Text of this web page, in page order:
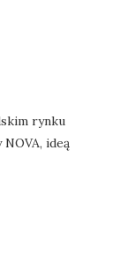
rynku
ideą